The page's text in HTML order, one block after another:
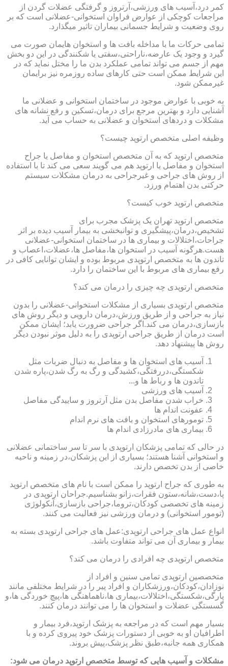
کمر درد،آسیب های ورزشی،آرتروز و گرفتگی عضلات گردن از
مراجعات کوچکی از عوارض فراوان استخوانی-عضلانی است که بر
روی وضعیت و شرایط جسمانی بیماران تاثیر میگذارد.
تمامی حرکات ما با مداخله بافت ها و استخوان هایمان صورت می
گیرد و وجود یک عارضه،ناراحتی،سفتی یا شکنندگی در این دو بخش
مهم از جسم می تواند تمامی عملکرد بدن ما را مختل نماید که در
این شرایط ممکن است حتی کارهای ساده روزمره نیز برایمان
غیرممکن شود.
به خوبی با عوارض موجود در ساختمان استخوانی و عضلانی ما
آشنایی دارد و بهترین مرجع برای درمان،تسکین و رفع نشانه های
مشکلات و دردهای استخوان و عضلانی به حساب می آید.
وظیفه اصلی متخصص ارتوپد چیست؟
متخصص ارتوپد که به آن متخصص استخوان و مفاصل یا جراح
استخوان و مفاصل یا ارتوپد هم می گویند سعی می کند تا با استفاده
از روش های جراحی و غیرجراحی به درمان مشکلات سیستم
حرکتی بدن اهتمام ورزد.
متخصص ارتوپد خوب کیست؟
متخصص ارتوپد تهران یک پزشک مجرب برای
تشخیص،درمان،پیشگیری و توانبخشی به بیمار آسیب دیده بر اثر
جراحات،اختلالات و بیماری ها در ساختمان استخوانی-عضلانی
هست.هرگونه آسیب در استخوان ها،مفاصل ها،عضلات،اعصاب و
تاندون ها به متخصص ارتوپدی مربوط بوده و ایشان توانایی کافی در
رفع بیماری های مربوط با این ساختمان را دارد.
متخصص ارتوپدی چه چیزی را درمان می کند؟
متخصص ارتوپدی بسیاری از مشکلات استخوانی-عضلانی را بدون
نیاز به جراحی و از طریق ورزش،درمان دارویی و دیگر روش های
بازسازی،درمان می کند.اگر جراحی ضرورت یابد؛ ایشان ممکن
است درمان از طریق جراحی ارتوپدی را به دلیل موثر نبودن دیگر
روش ها پیشنهاد دهد.
آسیب های استخوان ها و مفاصل به دنبال ضربات مثل
شکستگی،دررفتگی،کشیدگی و رگ به رگ شدن،پاره شدن
تاندون ها و رباط ها و...
آسیب های ورزشی
خراب شدن مفاصل بدن مثل آرتروز و ساییدگی مفاصل
عفونت اندام ها
تومورهای استخوان و بافت های نرم اندام
بیماری های مادرزادی اندام ها
در حالی که تمامی پزشکان ارتوپدی با سر تا سر ساختمانی عضلانی
و استخوانی آشنا هستند؛ بسیاری از این پزشکان،در زمینه و ناحیه
خاصی از بدن تخصص دارند.
به طوری که جراح ارتوپد را ممکن است با نام های متخصص ارتوپد
پا،دست،شانه،ستون فقرات،زانو بشناسیم.جراحان ارتوپدی در
زمینه های تخصصی کودکان،تروما،جراحی بازسازی،آنکولوژی
(تومور استخوانی) و درمان ورزشی نیز فعالیت می کنند.
انواع عمل های جراحی ارتوپدی:عمل های جراحی ارتوپدی بسته به
بیمار و بیماری آن می تواند متفاوت باشد.
متخصص ارتوپدی چه افرادی را درمان می کند؟
متخصصین ارتوپدی تمامی سنین و افراد از
نوزادان،کودکان،ورزشکاران و افراد پیر را در شرایط مختلفی مانند
پارگی،شکستگی،اختلالات،بیماری ها،ناهماهنگی ها،پیچ خوردگی ها،و
گسستگی عضلات و استخوان ها را می توانند درمان کنند.
بسیار مهم است که در مراجعه به پزشک ارتوپد،فرد بیمار و
اطرافیان او به خوبی از دستورات پزشک خود پیروی کرده و با
همکاری همه جانبه،طبق نظر پزشک،پیش بروند.
مشکلات و آسیب هایی که توسط متخصص ارتوپد درمان می شود: